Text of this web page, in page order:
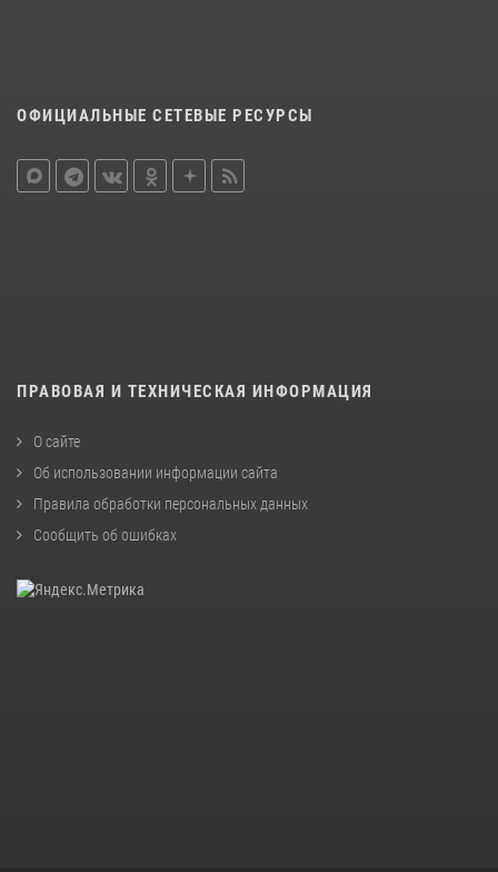
ОФИЦИАЛЬНЫЕ СЕТЕВЫЕ РЕСУРСЫ
ПРАВОВАЯ И ТЕХНИЧЕСКАЯ ИНФОРМАЦИЯ
О сайте
Об использовании информации сайта
Правила обработки персональных данных
Сообщить об ошибках